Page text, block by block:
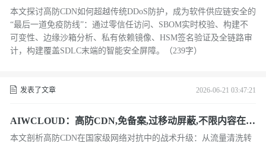
供应链投毒下
本文探讨高防CDN如何超越传统DDoS防护，成为软件供应链安全的
“最后一道免疫防线”：通过零信任访问、SBOM实时校验、构建不
可变性、边缘沙箱分析、私有依赖镜像、HSM签名验证及全链路审
计，构建覆盖SDLC末端的智能安全屏障。（239字）
发表了文章 2026-06-21 03:47:21
AIWCLOUD：高防CDN,免备案,过移动屏蔽,不限内容在对
抗高级持续性威胁下
本文剖析高防CDN在国家级网络对抗中的战术升级：从流量清洗转